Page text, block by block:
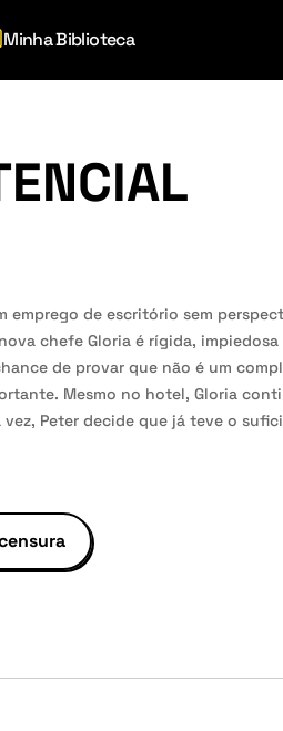
Minha Biblioteca
emprego de escritório sem
chefe Gloria é rígida, impiedosa
de provar que não é um
Mesmo no hotel, Gloria
Peter decide que já teve o